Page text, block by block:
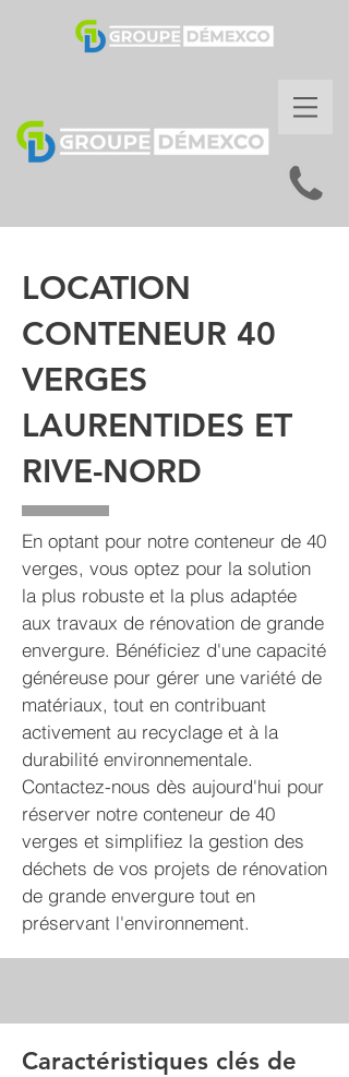
LOCATION
CONTENEUR 40
VERGES
LAURENTIDES ET
RIVE-NORD
En optant pour notre conteneur de 40
verges, vous optez pour la solution
la plus robuste et la plus adaptée
aux travaux de rénovation de grande
envergure. Bénéficiez d'une capacité
généreuse pour gérer une variété de
matériaux, tout en contribuant
activement au recyclage et à la
durabilité environnementale.
Contactez-nous dès aujourd'hui pour
réserver notre conteneur de 40
verges et simplifiez la gestion des
déchets de vos projets de rénovation
de grande envergure tout en
préservant l'environnement.
Caractéristiques clés de